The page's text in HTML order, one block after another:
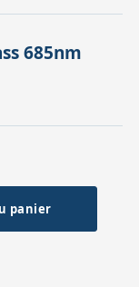
685nm
panier